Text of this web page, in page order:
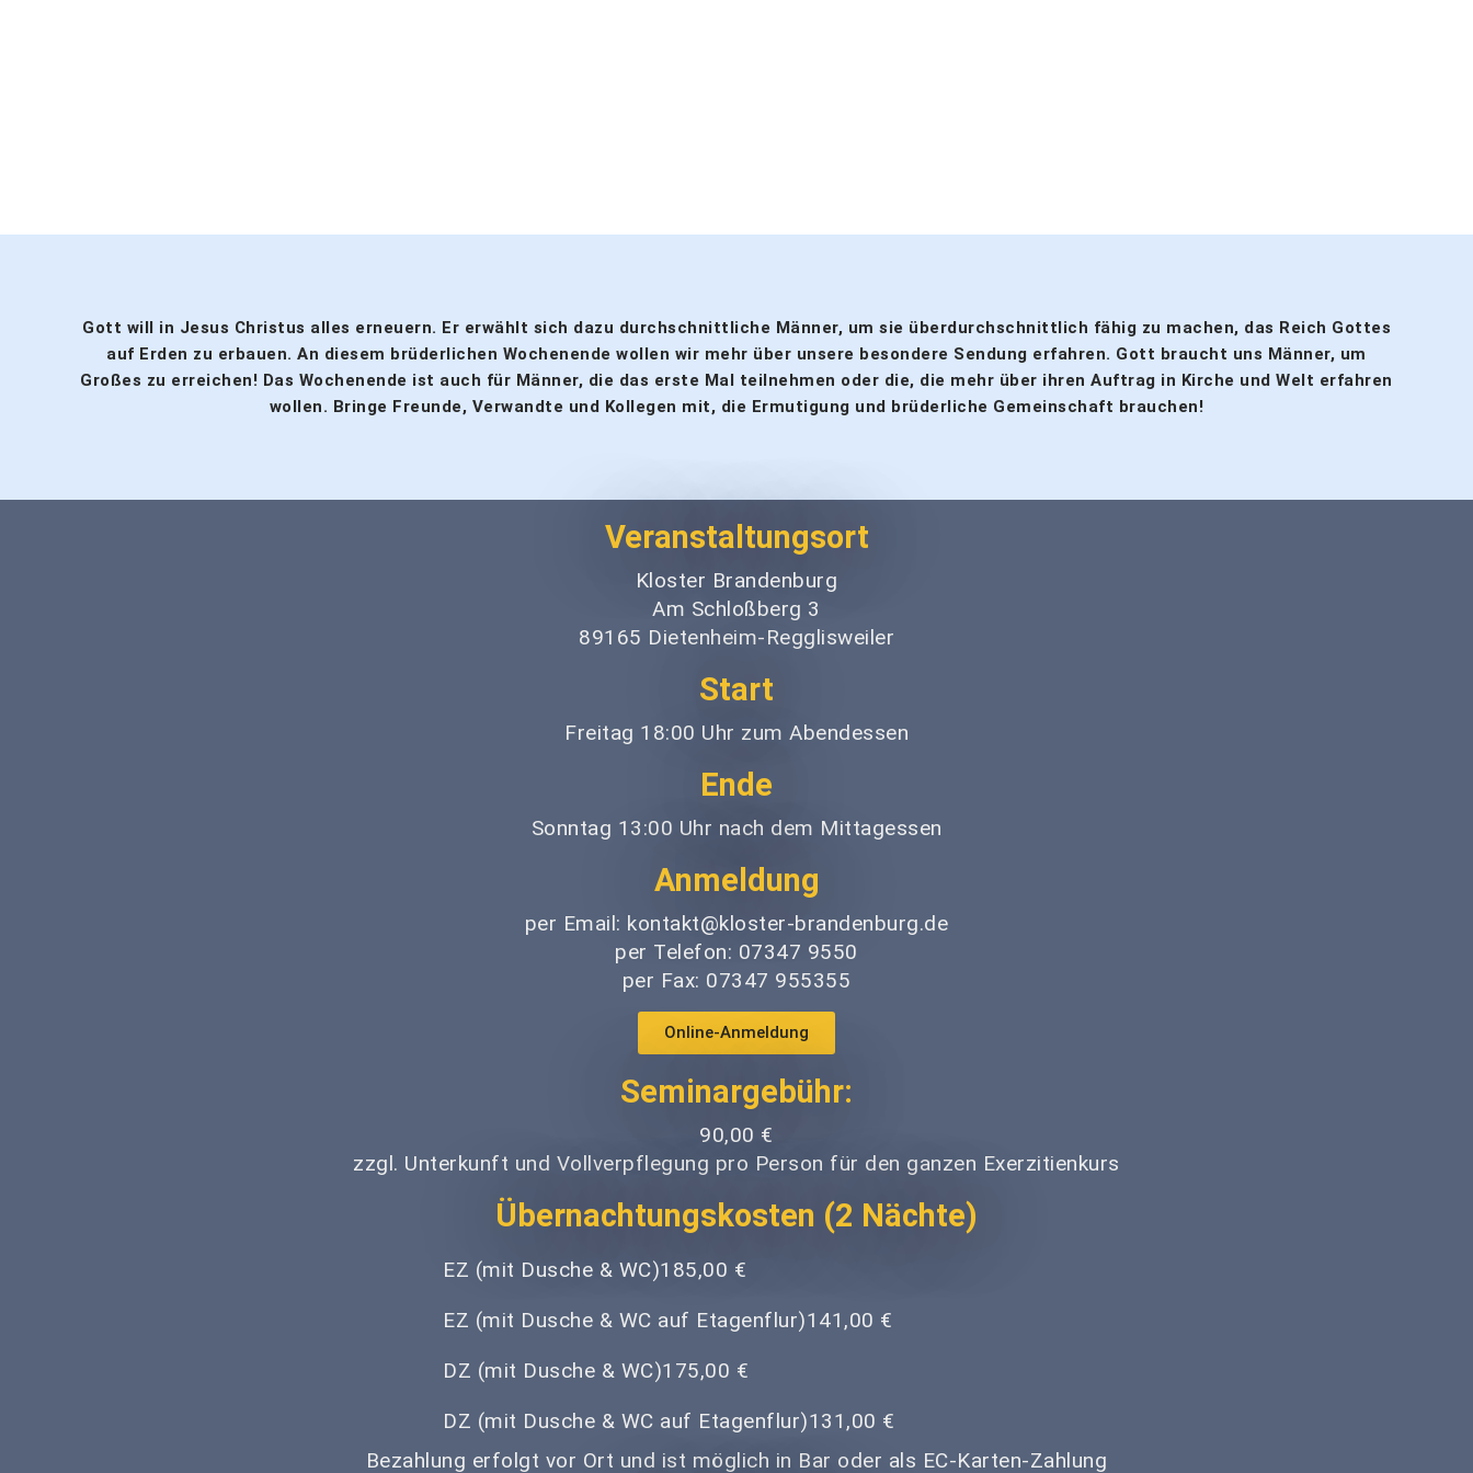
Gott will in Jesus Christus alles erneuern. Er erwählt sich dazu durchschnittliche Männer, um sie überdurchschnittlich fähig zu machen, das Reich Gottes
auf Erden zu erbauen. An diesem brüderlichen Wochenende wollen wir mehr über unsere besondere Sendung erfahren. Gott braucht uns Männer, um
Großes zu erreichen! Das Wochenende ist auch für Männer, die das erste Mal teilnehmen oder die, die mehr über ihren Auftrag in Kirche und Welt erfahren
wollen. Bringe Freunde, Verwandte und Kollegen mit, die Ermutigung und brüderliche Gemeinschaft brauchen!
Veranstaltungsort
Kloster Brandenburg
Am Schloßberg 3
89165 Dietenheim-Regglisweiler
Start
Freitag 18:00 Uhr zum Abendessen
Ende
Sonntag 13:00 Uhr nach dem Mittagessen
Anmeldung
per Email: kontakt@kloster-brandenburg.de
per Telefon: 07347 9550
per Fax: 07347 955355
Online-Anmeldung
Seminargebühr:
90,00 €
zzgl. Unterkunft und Vollverpflegung pro Person für den ganzen Exerzitienkurs
Übernachtungskosten (2 Nächte)
EZ (mit Dusche & WC)185,00 €
EZ (mit Dusche & WC auf Etagenflur)141,00 €
DZ (mit Dusche & WC)175,00 €
DZ (mit Dusche & WC auf Etagenflur)131,00 €
Bezahlung erfolgt vor Ort und ist möglich in Bar oder als EC-Karten-Zahlung